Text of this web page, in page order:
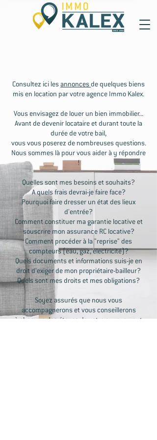
Consultez ici lesannoncesde quelques biens
mis en location par votre agence Immo Kalex.
Vous envisagez de louer un bien immobilier...
Avant de devenir locataire et durant toute la
durée de votre bail,
vous vous poserez de nombreuses questions.
Nous sommes là pour vous aider à y répondre
!
Quelles sont mes besoins et souhaits?
A quels frais devrai-je faire face?
Pourquoi faire dresser un état des lieux
d'entrée?
Comment constituer ma garantie locative et
souscrire mon assurance RC locative?
Comment procéder à la "reprise" des
compteurs (eau, gaz, électricité)?
Quels documents et informations suis-je en
droit d'exiger de mon propriétaire-bailleur?
Quels sont mes droits et mes obligations?
Soyez assurés que nous vous
accompagnerons et vous conseillerons
à chacune des étapes de votre engagement